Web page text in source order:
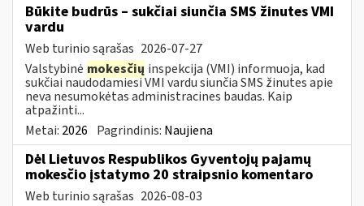
Būkite budrūs – sukčiai siunčia SMS žinutes VMI
vardu
Web turinio sąrašas 2026-07-27
Valstybinė mokesčių inspekcija (VMI) informuoja, kad
sukčiai naudodamiesi VMI vardu siunčia SMS žinutes apie
neva nesumokėtas administracines baudas. Kaip
atpažinti...
Metai: 2026 Pagrindinis: Naujiena
Dėl Lietuvos Respublikos Gyventojų pajamų
mokesčio įstatymo 20 straipsnio komentaro
Web turinio sąrašas 2026-08-03